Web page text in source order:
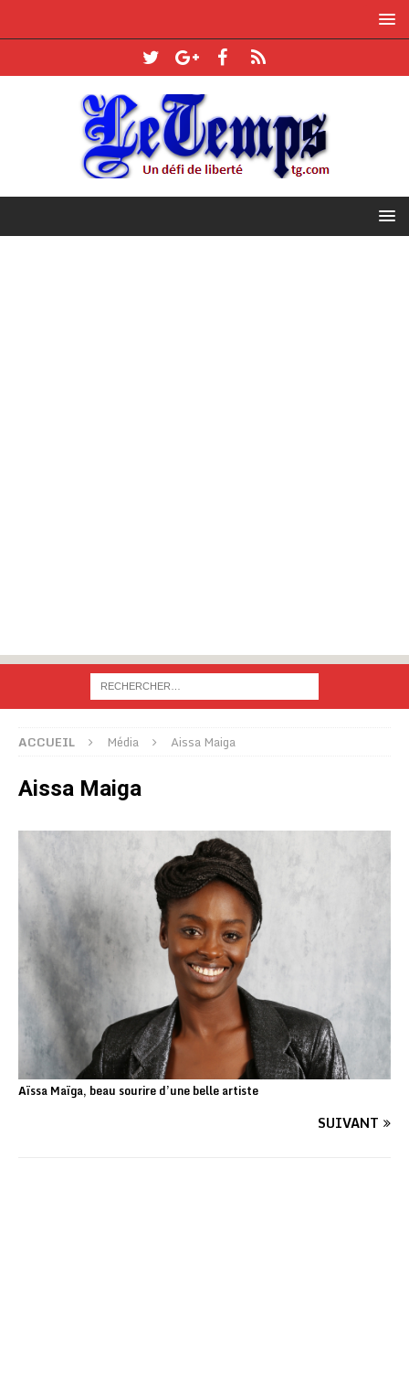
ACCUEIL Média Aissa Maiga
Aissa Maiga
Aïssa Maïga, beau sourire d’une belle artiste
SUIVANT